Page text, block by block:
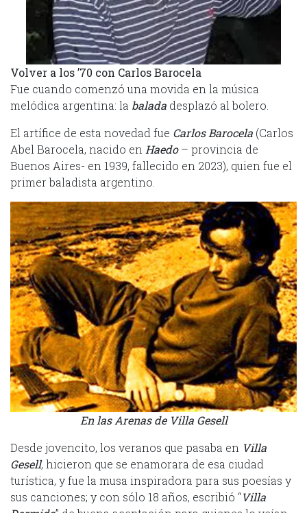
Volver a los ’70 con Carlos Barocela
Fue cuando comenzó una movida en la música
melódica argentina: la balada desplazó al bolero.
El artífice de esta novedad fue Carlos Barocela (Carlos
Abel Barocela, nacido en Haedo– provincia de
Buenos Aires- en 1939, fallecido en 2023), quien fue el
primer baladista argentino.
En las Arenas de Villa Gesell
Desde jovencito, los veranos que pasaba en Villa
Gesell, hicieron que se enamorara de esa ciudad
turística, y fue la musa inspiradora para sus poesías y
sus canciones; y con sólo 18 años, escribió “Villa